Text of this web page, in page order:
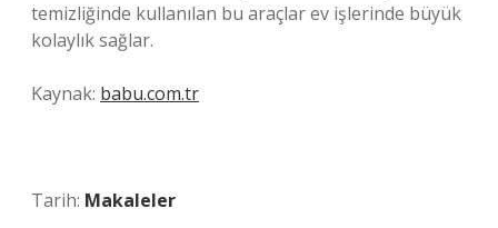
temizliğinde kullanılan bu araçlar ev işlerinde büyük
kolaylık sağlar.
Kaynak: babu.com.tr
Tarih: Makaleler